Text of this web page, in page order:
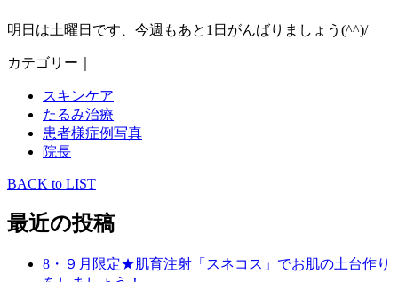
明日は土曜日です、今週もあと1日がんばりましょう(^^)/
カテゴリー｜
スキンケア
たるみ治療
患者様症例写真
院長
BACK to LIST
最近の投稿
8・９月限定★肌育注射「スネコス」でお肌の土台作り